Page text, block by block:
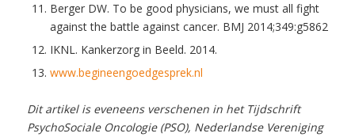
Berger DW. To be good physicians, we must all fight
against the battle against cancer. BMJ 2014;349:g5862
IKNL. Kankerzorg in Beeld. 2014.
www.begineengoedgesprek.nl
Dit artikel is eveneens verschenen in het Tijdschrift
PsychoSociale Oncologie (PSO), Nederlandse Vereniging